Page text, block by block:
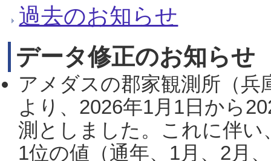
過去のお知らせ
データ修正のお知らせ
アメダスの郡家観測所（
より、2026年1月1日から
測としました。これに伴い
1位の値（通年、1月、2月